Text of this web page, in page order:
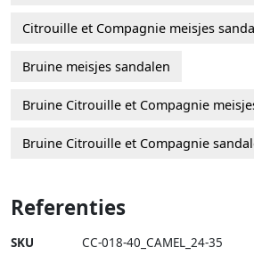
Citrouille et Compagnie meisjes
Bruine meisjes sandalen
Bruine Citrouille et Compagnie
Bruine Citrouille et Compagnie
Referenties
SKU CC-018-40_CAMEL_24-35